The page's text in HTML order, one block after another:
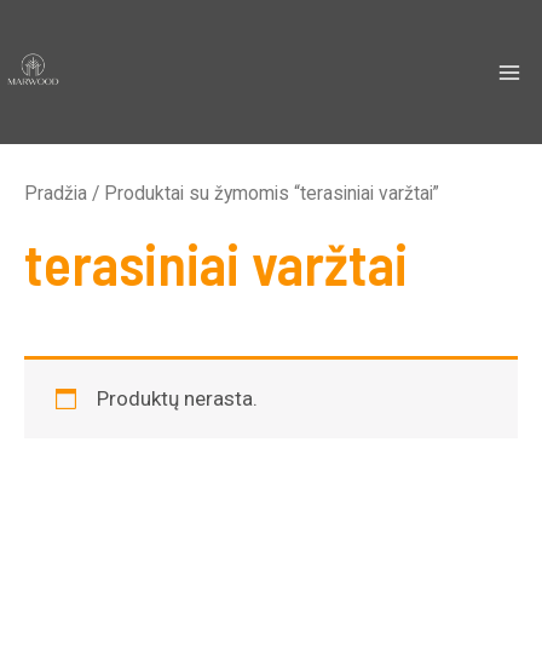
prie
turinio
Pradžia / Produktai su žymomis “terasiniai varžtai”
terasiniai varžtai
Produktų nerasta.